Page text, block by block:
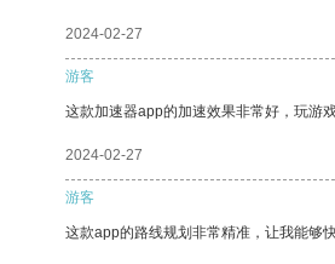
2024-02-27
游客
这款加速器app的加速效果非常好，玩游
2024-02-27
游客
这款app的路线规划非常精准，让我能够